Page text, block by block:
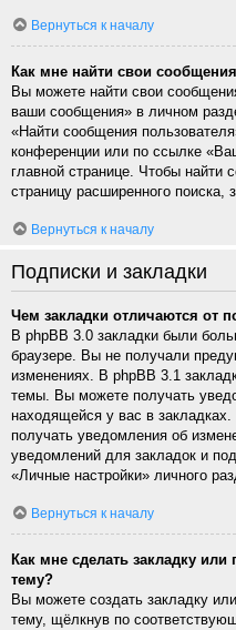
Вернуться к началу
Как мне найти свои
Вы можете найти свои
ваши сообщения» в личном
«Найти сообщения
конференции или по ссылке
главной странице. Чтобы найти
страницу расширенного поиска,
Вернуться к началу
Подписки и закладки
Чем закладки отличаются от
В phpBB 3.0 закладки были
браузере. Вы не получали
изменениях. В phpBB 3.1
темы. Вы можете получать
находящейся у вас в
получать уведомления об
уведомлений для закладок и
«Личные настройки» личного
Вернуться к началу
Как мне сделать закладку
тему?
Вы можете создать закладку
тему, щёлкнув по